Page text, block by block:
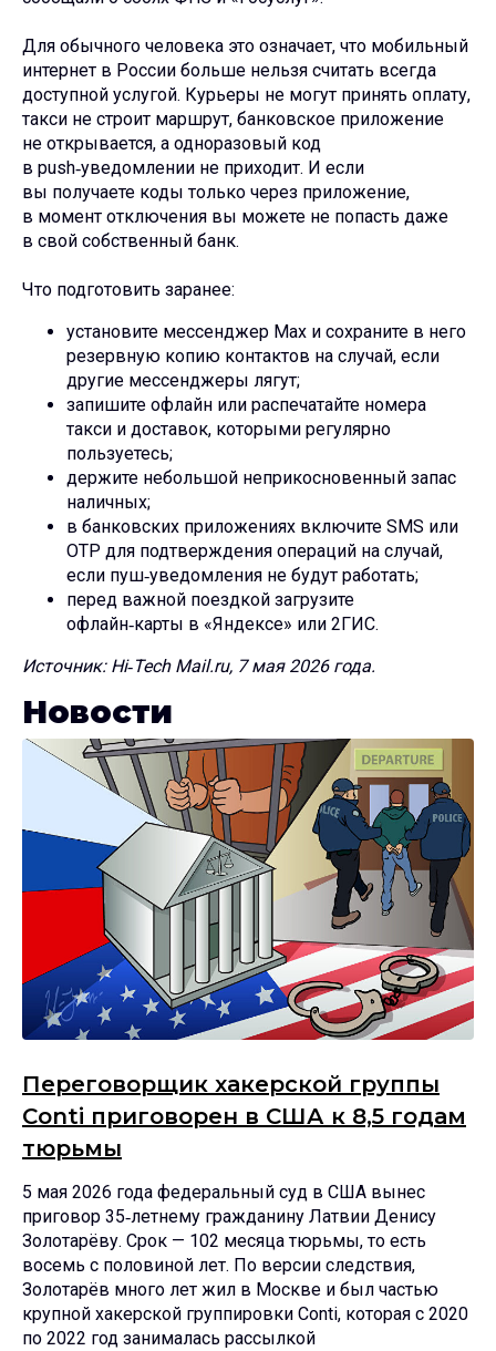
Для обычного человека это означает, что мобильный
интернет в России больше нельзя считать всегда
доступной услугой. Курьеры не могут принять оплату,
такси не строит маршрут, банковское приложение
не открывается, а одноразовый код
в push‑уведомлении не приходит. И если
вы получаете коды только через приложение,
в момент отключения вы можете не попасть даже
в свой собственный банк.
Что подготовить заранее:
установите мессенджер Max и сохраните в него
резервную копию контактов на случай, если
другие мессенджеры лягут;
запишите офлайн или распечатайте номера
такси и доставок, которыми регулярно
пользуетесь;
держите небольшой неприкосновенный запас
наличных;
в банковских приложениях включите SMS или
OTP для подтверждения операций на случай,
если пуш‑уведомления не будут работать;
перед важной поездкой загрузите
офлайн‑карты в «Яндексе» или 2ГИС.
Источник: Hi‑Tech Mail.ru, 7 мая 2026 года.
Новости
Переговорщик хакерской группы
Conti приговорен в США к 8,5 годам
тюрьмы
5 мая 2026 года федеральный суд в США вынес
приговор 35‑летнему гражданину Латвии Денису
Золотарёву. Срок — 102 месяца тюрьмы, то есть
восемь с половиной лет. По версии следствия,
Золотарёв много лет жил в Москве и был частью
крупной хакерской группировки Conti, которая с 2020
по 2022 год занималась рассылкой